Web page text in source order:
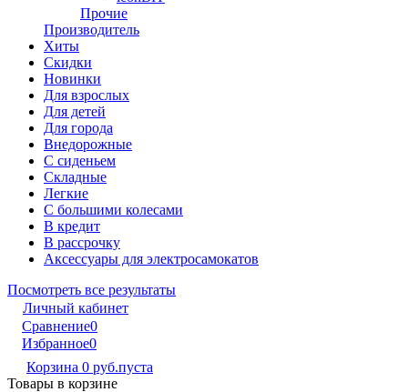
Прочие
Производитель
Хиты
Скидки
Новинки
Для взрослых
Для детей
Для города
Внедорожные
С сиденьем
Складные
Легкие
С большими колесами
В кредит
В рассрочку
Аксессуары для электросамокатов
Посмотреть все результаты
Личный кабинет
Сравнение0
Избранное0
Корзина 0 руб.пуста
Товары в корзине